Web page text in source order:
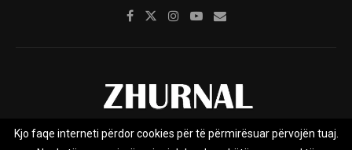
Rreth nesh Impresumi Marketing
Kjo faqe interneti përdor cookies për të përmirësuar përvojën tuaj.